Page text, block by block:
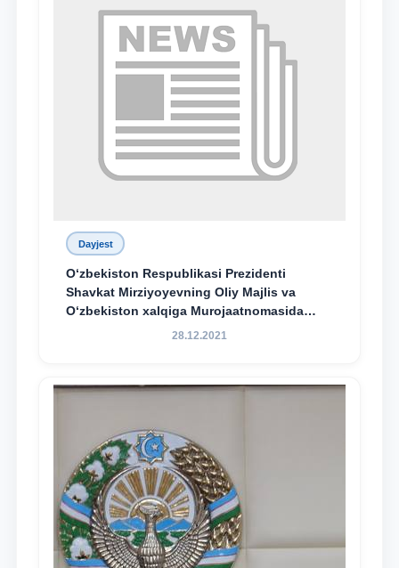
Dayjest
O‘zbekiston Respublikasi Prezidenti
Shavkat Mirziyoyevning Oliy Majlis va
O‘zbekiston xalqiga Murojaatnomasida
belgilangan vazifalar mazmun-mohiyatini
dayjesti
28.12.2021